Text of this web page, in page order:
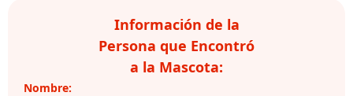
Información de la
Persona que Encontró
a la Mascota:
Nombre: